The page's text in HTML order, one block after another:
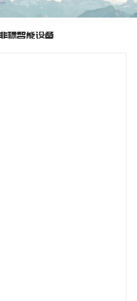
标智能设备